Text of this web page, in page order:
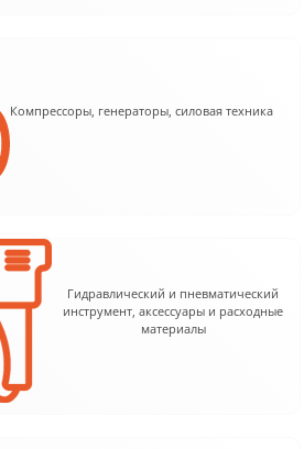
Компрессоры, генераторы, силовая техника
Гидравлический и пневматический
инструмент, аксессуары и расходные
материалы